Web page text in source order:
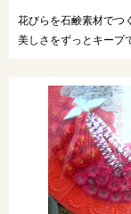
花びらを石鹸素材でつ
美しさをずっとキープ